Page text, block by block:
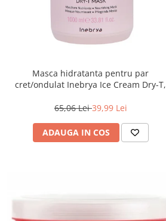
Masca hidratanta pentru par
cret/ondulat Inebrya Ice Cream Dry-T,
65,06 Lei39,99 Lei
ADAUGA IN COS